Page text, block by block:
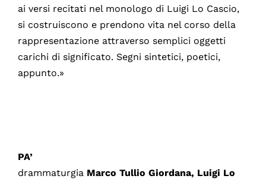
ai versi recitati nel monologo di Luigi Lo Cascio,
si costruiscono e prendono vita nel corso della
rappresentazione attraverso semplici oggetti
carichi di significato. Segni sintetici, poetici,
appunto.»
PA’
drammaturgia Marco Tullio Giordana, Luigi Lo